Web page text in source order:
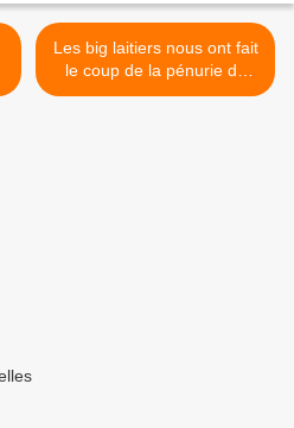
Les big laitiers nous ont fait
le coup de la pénurie de
beurre, normal c’est le